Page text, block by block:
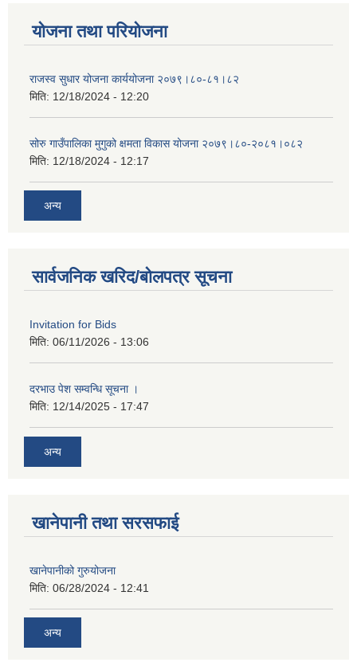
योजना तथा परियोजना
राजस्व सुधार योजना कार्ययोजना २०७९।८०-८१।८२
मिति: 12/18/2024 - 12:20
सोरु गाउँपालिका मुगुको क्षमता विकास योजना २०७९।८०-२०८१।०८२
मिति: 12/18/2024 - 12:17
अन्य
सार्वजनिक खरिद/बोलपत्र सूचना
Invitation for Bids
मिति: 06/11/2026 - 13:06
दरभाउ पेश सम्वन्धि सूचना ।
मिति: 12/14/2025 - 17:47
अन्य
खानेपानी तथा सरसफाई
खानेपानीको गुरुयोजना
मिति: 06/28/2024 - 12:41
अन्य